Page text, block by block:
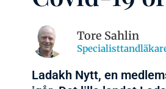
Tore Sahlin
Ladakh Nytt, en